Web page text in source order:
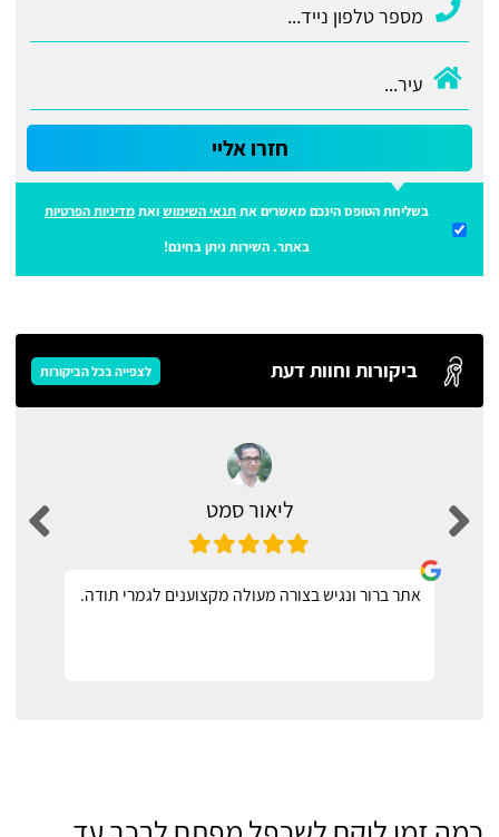
חזרו אליי
בשליחת הטופס הינכם מאשרים אתתנאי השימושואתמדיניות הפרטיות
באתר. השירות ניתן בחינם!
ביקורות וחוות דעת לצפייה בכל הביקורות
ליאור סמט
אתר ברור ונגיש בצורה מעולה מקצוענים לגמרי תודה.